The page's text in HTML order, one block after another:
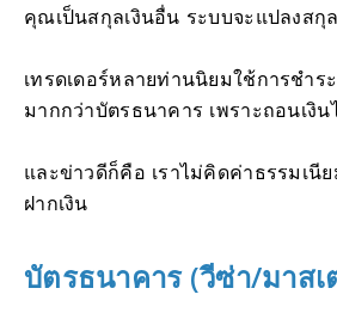
คุณเป็นสกุลเงินอื่น ระบบจะแปลงสกุ
เทรดเดอร์หลายท่านนิยมใช้การชำร
มากกว่าบัตรธนาคาร เพราะถอนเงิน
และข่าวดีก็คือ เราไม่คิดค่าธรรมเนี
ฝากเงิน
บัตรธนาคาร (วีซ่า/มาสเ